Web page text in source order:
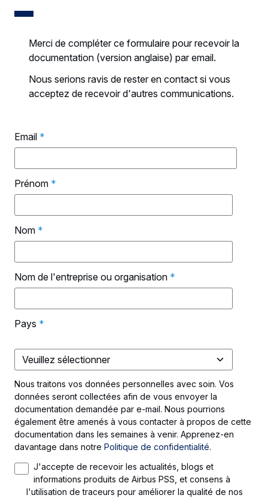
Merci de compléter ce formulaire pour recevoir la
documentation (version anglaise) par email.
Nous serions ravis de rester en contact si vous
acceptez de recevoir d'autres communications.
Email *
Prénom *
Nom *
Nom de l'entreprise ou organisation *
Pays *
Nous traitons vos données personnelles avec soin. Vos
données seront collectées afin de vous envoyer la
documentation demandée par e-mail. Nous pourrions
également être amenés à vous contacter à propos de cette
documentation dans les semaines à venir. Apprenez-en
davantage dans notre Politique de confidentialité.
J'accepte de recevoir les actualités, blogs et
informations produits de Airbus PSS, et consens à
l'utilisation de traceurs pour améliorer la qualité de nos